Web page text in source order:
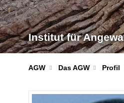
Institut für
AGW Das AGW Profil